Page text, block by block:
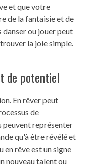
et que votre
de la fantaisie et de
danser ou jouer peut
la joie simple.
de potentiel
En rêver peut
de
peuvent représenter
qu'à être révélé et
en rêve est un signe
nouveau talent ou